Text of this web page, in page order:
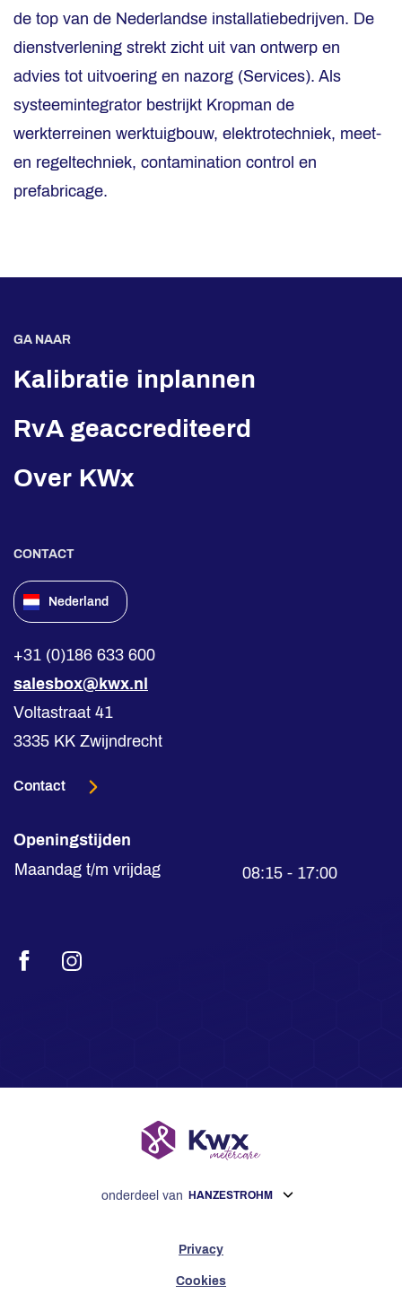
de top van de Nederlandse installatiebedrijven. De
dienstverlening strekt zicht uit van ontwerp en
advies tot uitvoering en nazorg (Services). Als
systeemintegrator bestrijkt Kropman de
werkterreinen werktuigbouw, elektrotechniek, meet-
en regeltechniek, contamination control en
prefabricage.
GA NAAR
Kalibratie inplannen
RvA geaccrediteerd
Over KWx
CONTACT
Nederland
+31 (0)186 633 600
salesbox@kwx.nl
Voltastraat 41
3335 KK Zwijndrecht
Contact
Openingstijden
Maandag t/m vrijdag
08:15 - 17:00
FacebookInstagram
onderdeel van HANZESTROHM
Privacy
Cookies